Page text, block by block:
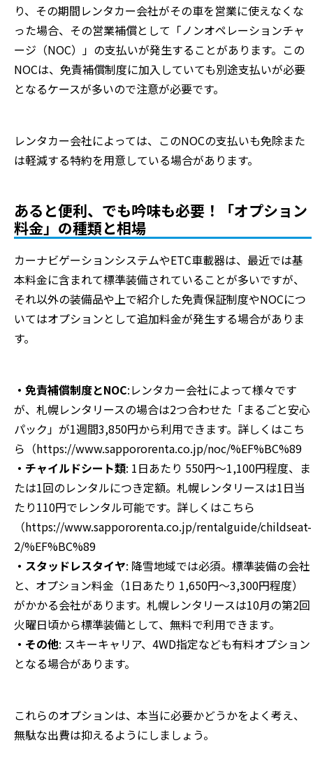
り、その期間レンタカー会社がその車を営業に使えなくな
った場合、その営業補償として「ノンオペレーションチャ
ージ（NOC） 」の支払いが発生することがあります。この
NOCは、免責補償制度に加入していても別途支払いが必要
となるケースが多いので注意が必要です。
レンタカー会社によっては、このNOCの支払いも免除また
は軽減する特約を用意している場合があります。
あると便利、でも吟味も必要！「オプション
料金」の種類と相場
カーナビゲーションシステムやETC車載器は、最近では基
本料金に含まれて標準装備されていることが多いですが、
それ以外の装備品や上で紹介した免責保証制度やNOCにつ
いてはオプションとして追加料金が発生する場合がありま
す。
・免責補償制度とNOC:レンタカー会社によって様々です
が、札幌レンタリースの場合は2つ合わせた「まるごと安心
パック」が1週間3,850円から利用できます。詳しくはこち
ら（https://www.sappororenta.co.jp/noc/%EF%BC%89
・チャイルドシート類: 1日あたり 550円～1,100円程度、ま
たは1回のレンタルにつき定額。札幌レンタリースは1日当
たり110円でレンタル可能です。詳しくはこちら
（https://www.sappororenta.co.jp/rentalguide/childseat-
2/%EF%BC%89
・スタッドレスタイヤ: 降雪地域では必須。標準装備の会社
と、オプション料金（1日あたり 1,650円～3,300円程度）
がかかる会社があります。札幌レンタリースは10月の第2回
火曜日頃から標準装備として、無料で利用できます。
・その他: スキーキャリア、4WD指定なども有料オプション
となる場合があります。
これらのオプションは、本当に必要かどうかをよく考え、
無駄な出費は抑えるようにしましょう。